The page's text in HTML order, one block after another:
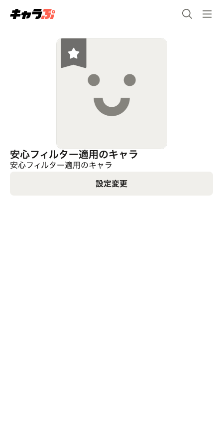
安心フィルター適用のキャラ
安心フィルター適用のキャラ
設定変更